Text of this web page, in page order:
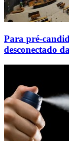
Para pré-
desconectado